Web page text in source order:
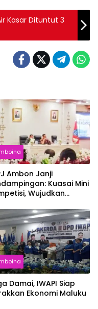
Kasar Dituntut 3
Ambon Janji
Kuasai Mini
Wujudkan
Sasaran
Damai, IWAPI Siap
Ekonomi Maluku